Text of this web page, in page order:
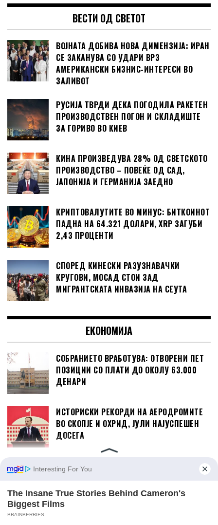
ВЕСТИ ОД СВЕТОТ
ВОЈНАТА ДОБИВА НОВА ДИМЕНЗИЈА: ИРАН
СЕ ЗАКАНУВА СО УДАРИ ВРЗ
АМЕРИКАНСКИ БИЗНИС-ИНТЕРЕСИ ВО
ЗАЛИВОТ
РУСИЈА ТВРДИ ДЕКА ПОГОДИЛА РАКЕТЕН
ПРОИЗВОДСТВЕН ПОГОН И СКЛАДИШТЕ
ЗА ГОРИВО ВО КИЕВ
КИНА ПРОИЗВЕДУВА 28% ОД СВЕТСКОТО
ПРОИЗВОДСТВО – ПОВЕЌЕ ОД САД,
ЈАПОНИЈА И ГЕРМАНИЈА ЗАЕДНО
КРИПТОВАЛУТИТЕ ВО МИНУС: БИТКОИНОТ
ПАДНА НА 64.321 ДОЛАРИ, XRP ЗАГУБИ
2,43 ПРОЦЕНТИ
СПОРЕД КИНЕСКИ РАЗУЗНАВАЧКИ
КРУГОВИ, МОСАД СТОИ ЗАД
МИГРАНТСКАТА ИНВАЗИЈА НА СЕУТА
ЕКОНОМИЈА
СОБРАНИЕТО ВРАБОТУВА: ОТВОРЕНИ ПЕТ
ПОЗИЦИИ СО ПЛАТИ ДО ОКОЛУ 63.000
ДЕНАРИ
ИСТОРИСКИ РЕКОРДИ НА АЕРОДРОМИТЕ
ВО СКОПЈЕ И ОХРИД, ЈУЛИ НАЈУСПЕШЕН
ДОСЕГА
САД Ѝ ОДОБРИЈА НА АЛБАНИЈА ЗАЕМ ОД